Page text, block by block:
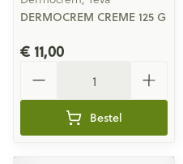
DERMOCREM CREME 125 G
€ 11,00
Bestel